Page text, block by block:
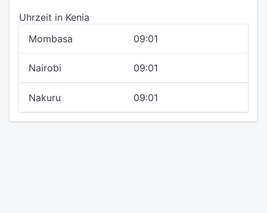
Uhrzeit in Kenia
Mombasa
09:01
Nairobi 09:01
Nakuru 09:01